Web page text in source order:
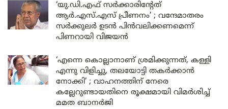
‘യു.ഡി.എഫ് സർക്കാരിന്റേത്
ആർ.എസ്.എസ് പ്രീണനം’ ; വന്ദേമാതരം
സർക്കുലർ ഉടൻ പിൻവലിക്കണമെന്ന്
പിണറായി വിജയൻ
‘എന്നെ കൊല്ലാനാണ് ശ്രമിക്കുന്നത്, കള്ളി
എന്നു വിളിച്ചു, തലയോട്ടി തകർക്കാൻ
നോക്കി’ ; വാഹനത്തിന് നേരെ
കല്ലേറുണ്ടായതിനെ രൂക്ഷമായി വിമർശിച്ച്
മമത ബാനർജി